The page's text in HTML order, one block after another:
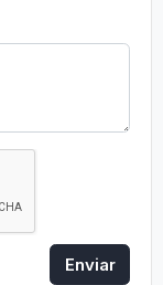
Enviar